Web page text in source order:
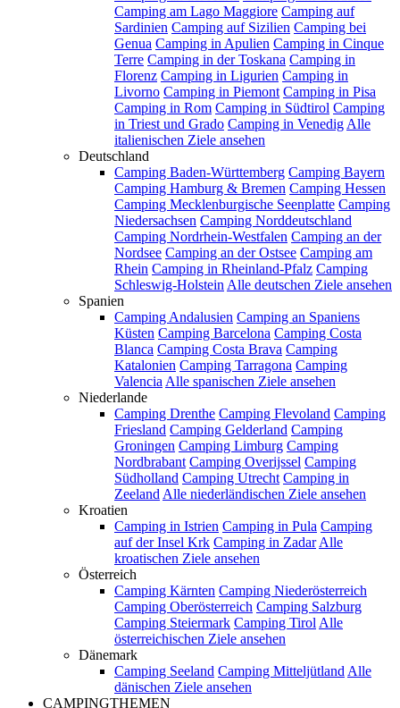
Camping am Lago Maggiore Camping auf
Sardinien Camping auf Sizilien Camping bei
Genua Camping in Apulien Camping in Cinque
Terre Camping in der Toskana Camping in
Florenz Camping in Ligurien Camping in
Livorno Camping in Piemont Camping in Pisa
Camping in Rom Camping in Südtirol Camping
in Triest und Grado Camping in Venedig Alle
italienischen Ziele ansehen
Deutschland
Camping Baden-Württemberg Camping Bayern
Camping Hamburg & Bremen Camping Hessen
Camping Mecklenburgische Seenplatte Camping
Niedersachsen Camping Norddeutschland
Camping Nordrhein-Westfalen Camping an der
Nordsee Camping an der Ostsee Camping am
Rhein Camping in Rheinland-Pfalz Camping
Schleswig-Holstein Alle deutschen Ziele ansehen
Spanien
Camping Andalusien Camping an Spaniens
Küsten Camping Barcelona Camping Costa
Blanca Camping Costa Brava Camping
Katalonien Camping Tarragona Camping
Valencia Alle spanischen Ziele ansehen
Niederlande
Camping Drenthe Camping Flevoland Camping
Friesland Camping Gelderland Camping
Groningen Camping Limburg Camping
Nordbrabant Camping Overijssel Camping
Südholland Camping Utrecht Camping in
Zeeland Alle niederländischen Ziele ansehen
Kroatien
Camping in Istrien Camping in Pula Camping
auf der Insel Krk Camping in Zadar Alle
kroatischen Ziele ansehen
Österreich
Camping Kärnten Camping Niederösterreich
Camping Oberösterreich Camping Salzburg
Camping Steiermark Camping Tirol Alle
österreichischen Ziele ansehen
Dänemark
Camping Seeland Camping Mitteljütland Alle
dänischen Ziele ansehen
CAMPINGTHEMEN